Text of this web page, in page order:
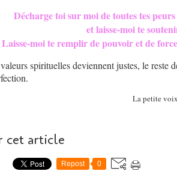
Décharge toi sur moi de toutes tes
et laisse-moi te
Laisse-moi te remplir de pouvoir et de
spirituelles deviennent justes, le reste
La petite
cet article
Repost 0